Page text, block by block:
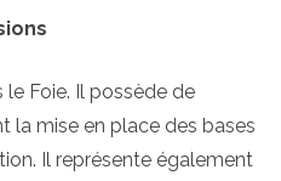
Foie. Il possède de
la mise en place des bases
Il représente également